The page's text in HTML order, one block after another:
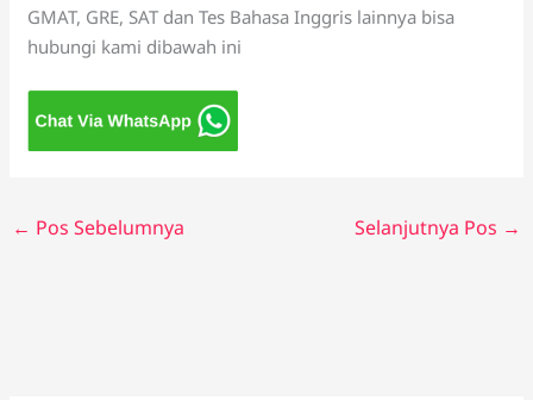
GMAT, GRE, SAT dan Tes Bahasa Inggris lainnya bisa
hubungi kami dibawah ini
← Pos Sebelumnya Selanjutnya Pos →